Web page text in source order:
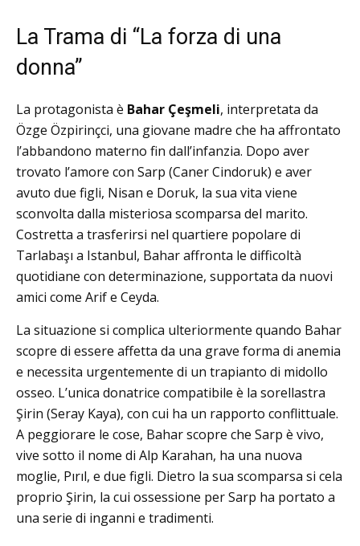
La Trama di “La forza di una
donna”
La protagonista è Bahar Çeşmeli, interpretata da
Özge Özpirinçci, una giovane madre che ha affrontato
l’abbandono materno fin dall’infanzia. Dopo aver
trovato l’amore con Sarp (Caner Cindoruk) e aver
avuto due figli, Nisan e Doruk, la sua vita viene
sconvolta dalla misteriosa scomparsa del marito.
Costretta a trasferirsi nel quartiere popolare di
Tarlabaşı a Istanbul, Bahar affronta le difficoltà
quotidiane con determinazione, supportata da nuovi
amici come Arif e Ceyda.
La situazione si complica ulteriormente quando Bahar
scopre di essere affetta da una grave forma di anemia
e necessita urgentemente di un trapianto di midollo
osseo. L’unica donatrice compatibile è la sorellastra
Şirin (Seray Kaya), con cui ha un rapporto conflittuale.
A peggiorare le cose, Bahar scopre che Sarp è vivo,
vive sotto il nome di Alp Karahan, ha una nuova
moglie, Pırıl, e due figli. Dietro la sua scomparsa si cela
proprio Şirin, la cui ossessione per Sarp ha portato a
una serie di inganni e tradimenti.